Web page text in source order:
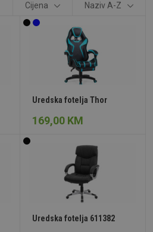
Naziv A-Z
Cijena
Uredska fotelja Thor
169,00 KM
Uredska fotelja 611382